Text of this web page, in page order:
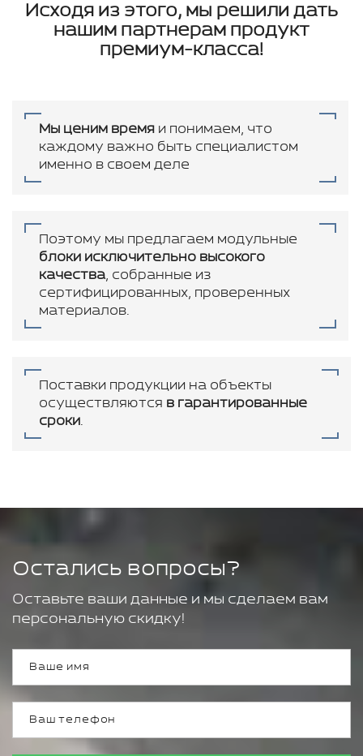
Исходя из этого, мы решили дать
нашим партнерам продукт
премиум-класса!
Мы ценим время и понимаем, что
каждому важно быть специалистом
именно в своем деле
Поэтому мы предлагаем модульные
блоки исключительно высокого
качества, собранные из
сертифицированных, проверенных
материалов.
Поставки продукции на объекты
осуществляются в гарантированные
сроки.
Остались вопросы?
Оставьте ваши данные и мы сделаем вам
персональную скидку!